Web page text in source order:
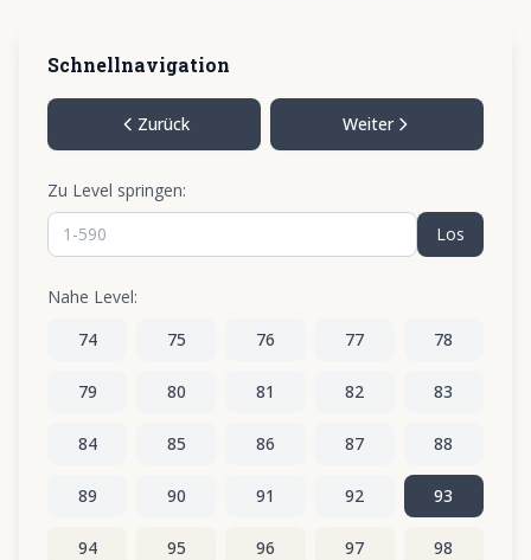
Schnellnavigation
Zurück Weiter
Zu Level springen:
Los
Nahe Level:
74
75 76 77 78
79 80 81 82 83
84 85 86 87 88
89 90 91 92 93
94 95 96 97 98